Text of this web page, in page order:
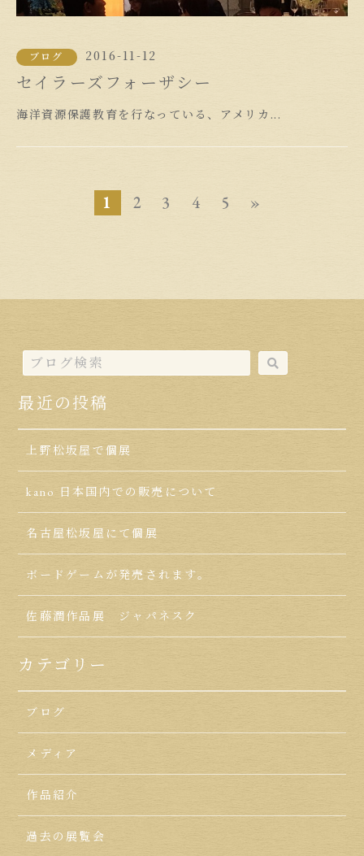
ブログ 2016-11-12
セイラーズフォーザシー
海洋資源保護教育を行なっている、アメリカ...
1 2 3 4 5 »
最近の投稿
上野松坂屋で個展
kano 日本国内での販売について
名古屋松坂屋にて個展
ボードゲームが発売されます。
佐藤潤作品展 ジャパネスク
カテゴリー
ブログ
メディア
作品紹介
過去の展覧会